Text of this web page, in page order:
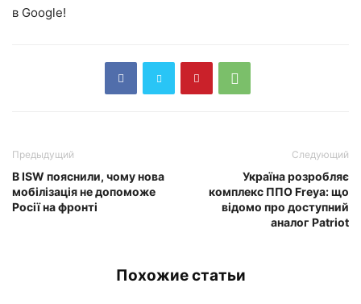
в Google!
Предыдущий
В ISW пояснили, чому нова
мобілізація не допоможе
Росії на фронті
Следующий
Україна розробляє
комплекс ППО Freya: що
відомо про доступний
аналог Patriot
Похожие статьи